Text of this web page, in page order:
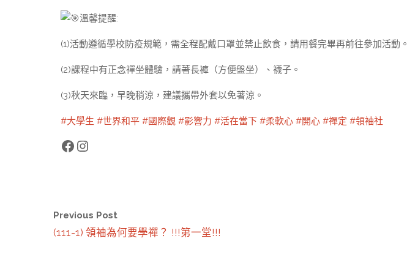
溫馨提醒:
(1)活動遵循學校防疫規範，需全程配戴口罩並禁止飲食，請用餐完畢再前往參加活動。
(2)課程中有正念禪坐體驗，請著長褲（方便盤坐）、襪子。
(3)秋天來臨，早晚稍涼，建議攜帶外套以免著涼。
#大學生 #世界和平 #國際觀 #影響力 #活在當下 #柔軟心 #開心 #禪定 #領袖社
Facebook
Instagram
Previous Post
(111-1) 領袖為何要學禪？ !!!第一堂!!!